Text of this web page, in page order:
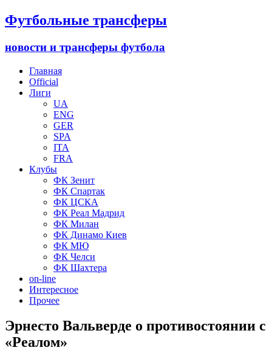
Футбольные трансферы
новости и трансферы футбола
Главная
Official
Лиги
UA
ENG
GER
SPA
ITA
FRA
Клубы
ФК Зенит
ФК Спартак
ФК ЦСКА
ФК Реал Мадрид
ФК Милан
ФК Динамо Киев
ФК МЮ
ФК Челси
ФК Шахтера
on-line
Интересное
Прочее
Эрнесто Вальверде о противостоянии с
«Реалом»